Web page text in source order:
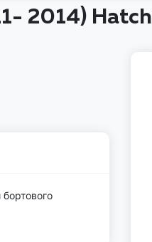
2014)